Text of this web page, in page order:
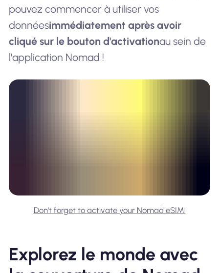
pouvez commencer à utiliser vos
donnéesimmédiatement après avoir
cliqué sur le bouton d'activationau sein de
l'application Nomad !
Don't forget to activate your Nomad eSIM!
Explorez le monde avec